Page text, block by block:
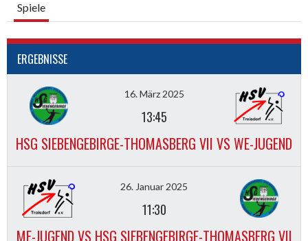
Spiele
ERGEBNISSE
16. März 2025
13:45
HSG SIEBENGEBIRGE-THOMASBERG VII VS WE-JUGEND
26. Januar 2025
11:30
ME-JUGEND VS HSG SIEBENGEBIRGE-THOMASBERG VII